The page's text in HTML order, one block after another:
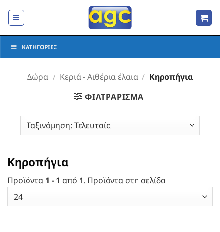
στο
ΚΑΤΗΓΟΡΊΕΣ
Δώρα / Κεριά - Αιθέρια έλαια / Κηροπήγια
ΦΙΛΤΡΆΡΙΣΜΑ
Κηροπήγια
Προϊόντα 1 - 1 από 1. Προϊόντα στη σελίδα